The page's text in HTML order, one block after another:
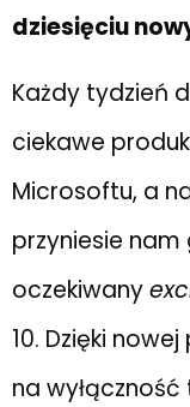
dziesięciu
Każdy tydzień
ciekawe
Microsoftu, a
przyniesie
oczekiwany
10. Dzięki
na